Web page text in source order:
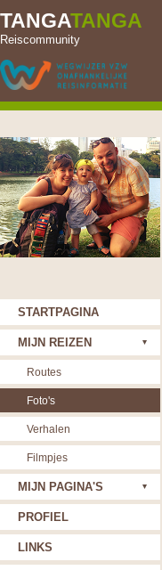
TANGATANGA
Reiscommunity
STARTPAGINA
MIJN REIZEN
Routes
Foto's
Verhalen
Filmpjes
MIJN PAGINA'S
PROFIEL
LINKS